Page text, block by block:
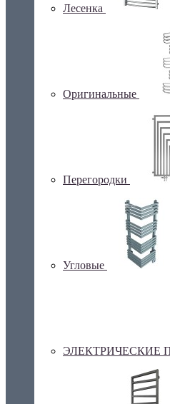
Лесенка
Оригинальные
Перегородки
Угловые
ЭЛЕКТРИЧЕСКИЕ